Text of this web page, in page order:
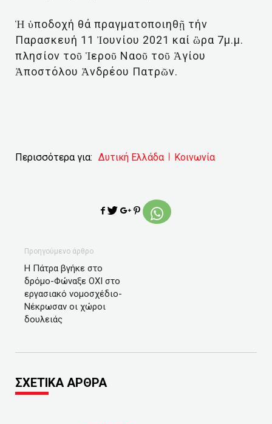
Ἡ ὑποδοχή θά πραγματοποιηθῇ τήν
Παρασκευή 11 Ἰουνίου 2021 καί ὣρα 7μ.μ.
πλησίον τοῦ Ἱεροῦ Ναοῦ τοῦ Ἁγίου
Ἀποστόλου Ἀνδρέου Πατρῶν.
Περισσότερα για: Δυτική Ελλάδα Κοινωνία
Προηγούμενο άρθρο
Η Πάτρα βγήκε στο
δρόμο-Φώναξε ΟΧΙ στο
εργασιακό νομοσχέδιο-
Νέκρωσαν οι χώροι
δουλειάς
ΣΧΕΤΙΚΑ ΑΡΘΡΑ